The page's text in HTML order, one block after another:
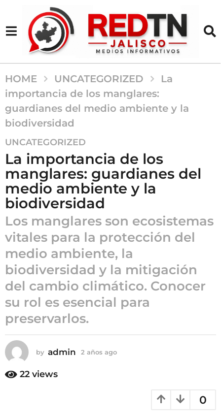
HOME UNCATEGORIZED
La
importancia de los manglares:
guardianes del medio ambiente y la
biodiversidad
2
a
ñ
o
s
a
g
o
2
ñ
o
s
a
g
o
UNCATEGORIZED
La importancia de los
manglares: guardianes del
medio ambiente y la
biodiversidad
Los manglares son ecosistemas
vitales para la protección del
medio ambiente, la
biodiversidad y la mitigación
del cambio climático. Conocer
su rol es esencial para
preservarlos.
by admin 2 años ago
22 views
0